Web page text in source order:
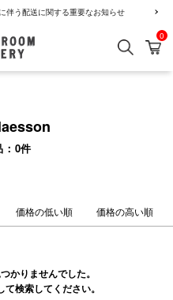
伴う配送に関する重要なお知らせ
検索 カ
0
0件
価格の低い順 価格の高い順
かりませんでした。
検索してください。